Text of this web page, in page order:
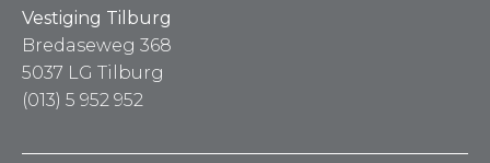
Vestiging Tilburg
Bredaseweg 368
5037 LG Tilburg
(013) 5 952 952